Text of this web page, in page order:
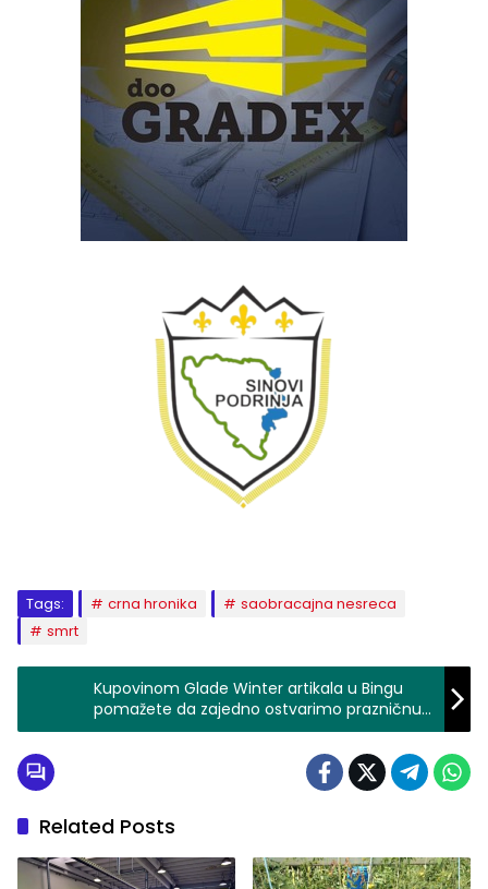
Tags: crna hronika
saobracajna nesreca
smrt
Kupovinom Glade Winter artikala u Bingu
pomažete da zajedno ostvarimo prazničnu
čaroliju za djecu u SOS Dječijim selima u BH
Related Posts